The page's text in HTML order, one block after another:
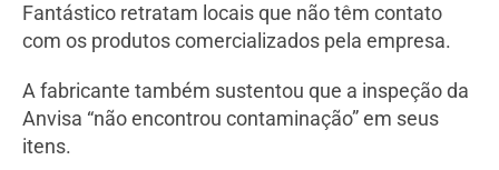
Fantástico retratam locais que não têm contato
com os produtos comercializados pela empresa.
A fabricante também sustentou que a inspeção da
Anvisa “não encontrou contaminação” em seus
itens.